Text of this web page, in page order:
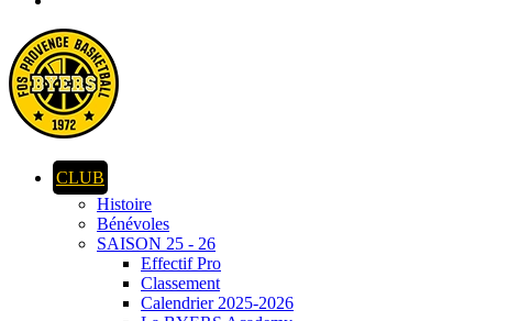
CLUB
Histoire
Bénévoles
SAISON 25 - 26
Effectif Pro
Classement
Calendrier 2025-2026